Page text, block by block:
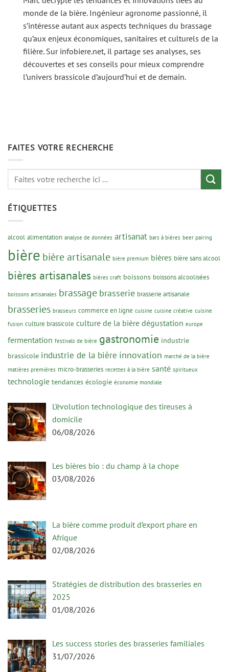
monde de la bière. Ingénieur agronome passionné, il
s’intéresse autant aux aspects techniques du brassage
qu’aux enjeux économiques, sanitaires et culturels de la
filière. Sur infobiere.net, il partage ses analyses, ses
découvertes et ses conseils pour mieux comprendre
l’univers brassicole d’aujourd’hui et de demain.
FAITES VOTRE RECHERCHE
ÉTIQUETTES
alcool alimentation analyse de données artisanat bars à bières beer pairing
bière bière artisanale bière premium bières bière sans alcool
bières artisanales bières craft boissons boissons alcoolisées
boissons artisanales brassage brasserie brasserie artisanale
brasseries brasseurs commerce en ligne cuisine cuisine créative cuisine
fusion culture brassicole culture de la bière dégustation europe
fermentation festivals de bière gastronomie industrie
brassicole industrie de la bière innovation marché de la bière
matières premières micro-brasseries recettes à la bière santé spiritueux
technologie tendances écologie économie mondiale
L’évolution technologique des tireuses à
domicile
06/08/2026
Les bières bio : du champ à la chope
03/08/2026
La bière comme produit d’export phare en
Afrique
02/08/2026
Stratégies de distribution des brasseries en
2025
01/08/2026
Les success stories des brasseries familiales
31/07/2026